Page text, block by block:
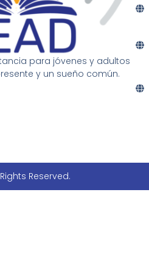
para jóvenes y adultos
y un sueño común.
Reserved.